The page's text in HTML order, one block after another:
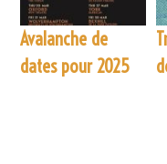
Avalanche de
dates pour 2025